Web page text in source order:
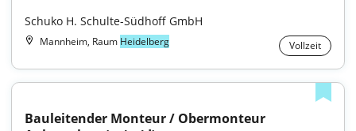
Schuko H. Schulte-Südhoff GmbH
Mannheim, Raum Heidelberg Vollzeit
Bauleitender Monteur / Obermonteur